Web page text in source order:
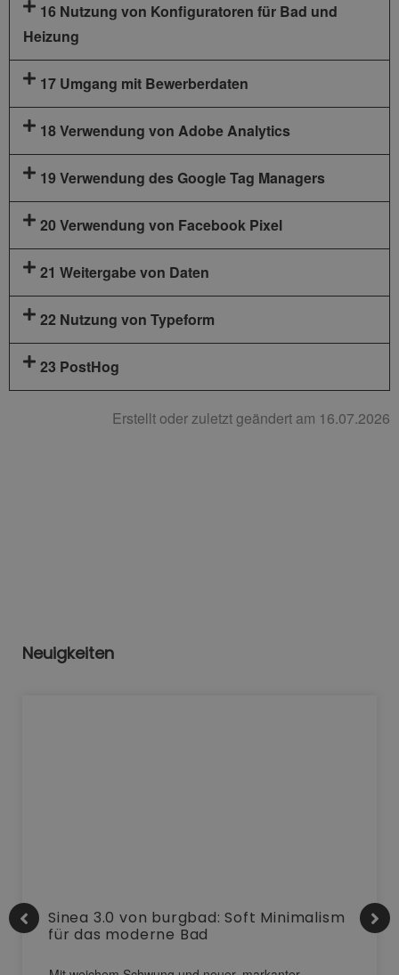
16 Nutzung von Konfiguratoren für Bad und
Heizung
17 Umgang mit Bewerberdaten
18 Verwendung von Adobe Analytics
19 Verwendung des Google Tag Managers
20 Verwendung von Facebook Pixel
21 Weitergabe von Daten
22 Nutzung von Typeform
23 PostHog
Erstellt oder zuletzt geändert am 16.07.2026
Neuigkeiten
Sinea 3.0 von burgbad: Soft Minimalism
für das moderne Bad